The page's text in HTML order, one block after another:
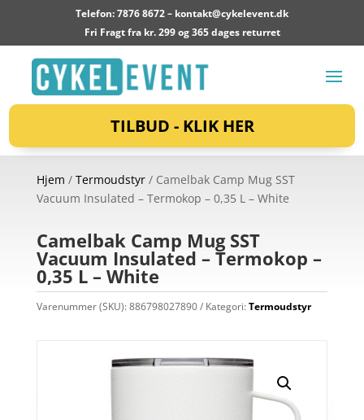
Telefon: 7876 8672 – kontakt@cykelevent.dk
Fri Fragt fra kr. 299 og 365 dages returret
TILBUD - KLIK HER
Hjem / Termoudstyr/ Camelbak Camp Mug SST
Vacuum Insulated – Termokop – 0,35 L – White
Camelbak Camp Mug SST
Vacuum Insulated – Termokop –
0,35 L – White
Varenummer (SKU):886798027890 Kategori:Termoudstyr